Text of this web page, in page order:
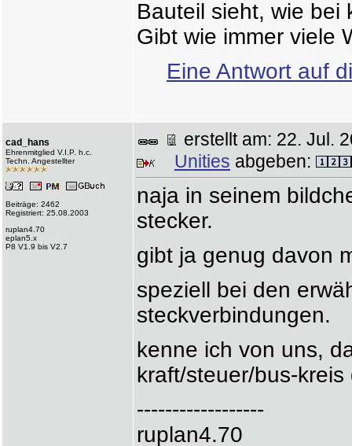
Bauteil sieht, wie bei
Gibt wie immer viele
Eine Antwort auf
cad_hans
Ehrenmitglied V.I.P. h.c.
Techn. Angestellter
Beiträge: 2462
Registriert: 25.08.2003
ruplan4.70
eplan5.x
P8 V1.9 bis V2.7
erstellt am: 22.
Unities abgeben:
naja in seinem
stecker.
gibt ja genug davon
speziell bei den
steckverbindungen.
kenne ich von uns,
kraft/steuer/bus-kreis
------------------
ruplan4.70